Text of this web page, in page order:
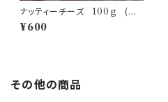
ナッティーチーズ 100ｇ (賞
味期限：発送から１ヶ月半）
¥600
その他の商品